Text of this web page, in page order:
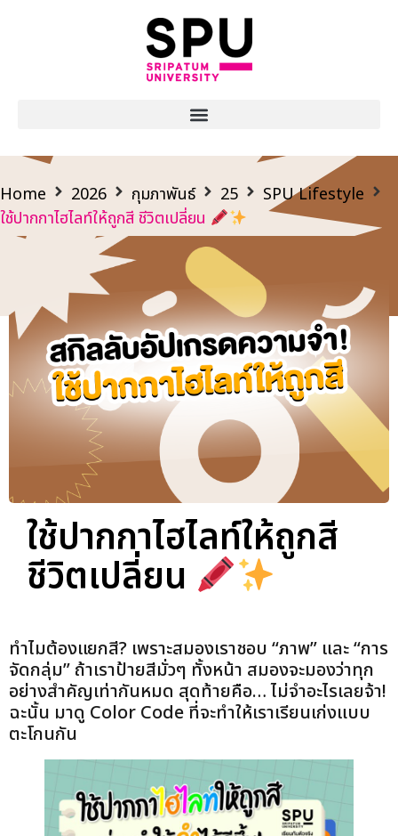
Home 2026 กุมภาพันธ์ 25
SPU Lifestyle
ใช้ปากกาไฮไลท์ให้ถูกสี ชีวิตเปลี่ยน
ใช้ปากกาไฮไลท์ให้ถูกสี
ชีวิตเปลี่ยน
ทำไมต้องแยกสี? เพราะสมองเราชอบ “ภาพ” และ “การ
จัดกลุ่ม” ถ้าเราป้ายสีมั่วๆ ทั้งหน้า สมองจะมองว่าทุก
อย่างสำคัญเท่ากันหมด สุดท้ายคือ… ไม่จำอะไรเลยจ้า!
ฉะนั้น มาดู Color Code ที่จะทำให้เราเรียนเก่งแบบ
ตะโกนกัน